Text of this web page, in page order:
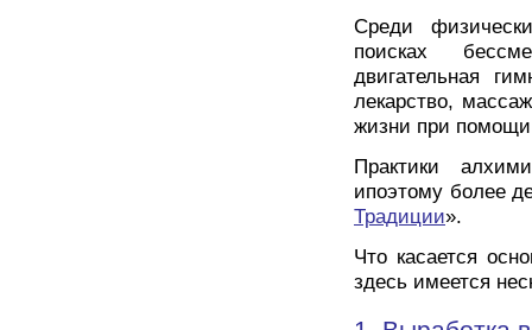
Среди
поисках
двигательная
лекарство,
жизни при помощи
Практики
ипоэтому более
Традиции».
Что касается
здесь имеется